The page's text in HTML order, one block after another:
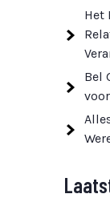
Het
Bel